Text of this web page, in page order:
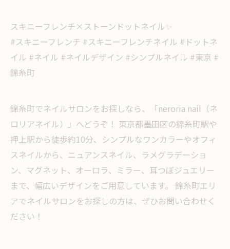
スキニーフレンチ×ストーンドットネイル✨
#スキニーフレンチ #スキニーフレンチネイル #ドットネ
イル #ネイル #ネイルデザイン #シンプルネイル #東京 #
錦糸町
錦糸町でネイルサロンをお探しなら、「neroria nail（ネ
ロリアネイル）」へどうぞ！ 東京都墨田区の錦糸町駅や
押上駅から徒歩約10分、シンプルなワンカラーやオフィ
スネイルから、ニュアンスネイル、ラメグラデーショ
ン、マグネット、オーロラ、ミラー、耳つぼジュエリー
まで、幅広いデザインをご用意しています。 錦糸町エリ
アでネイルサロンをお探しの方は、ぜひお問い合わせく
ださい！